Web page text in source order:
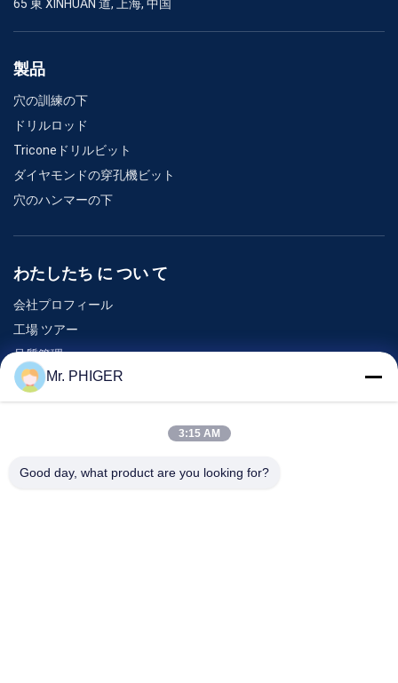
65 東 XINHUAN 道, 上海, 中国
製品
穴の訓練の下
ドリルロッド
Triconeドリルビット
ダイヤモンドの穿孔機ビット
穴のハンマーの下
わたしたち に つい て
会社プロフィール
工場 ツアー
品質管理
地図
連絡 ください
イベント
Mr. PHIGER
3:15 AM
Good day, what product are you looking for?